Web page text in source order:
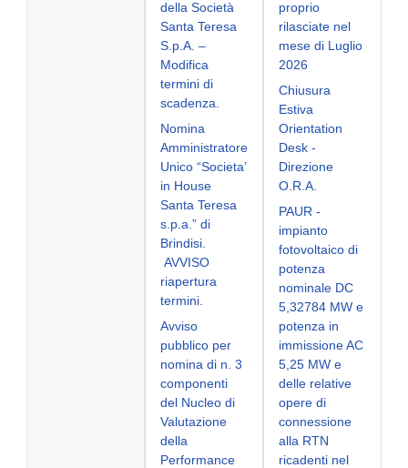
della Società
Santa Teresa
S.p.A. –
Modifica
termini di
scadenza.
Nomina
Amministratore
Unico “Societa’
in House
Santa Teresa
s.p.a.” di
Brindisi.
AVVISO
riapertura
termini.
Avviso
pubblico per
nomina di n. 3
componenti
del Nucleo di
Valutazione
della
Performance
proprio
rilasciate nel
mese di Luglio
2026
Chiusura
Estiva
Orientation
Desk -
Direzione
O.R.A.
PAUR -
impianto
fotovoltaico di
potenza
nominale DC
5,32784 MW e
potenza in
immissione AC
5,25 MW e
delle relative
opere di
connessione
alla RTN
ricadenti nel